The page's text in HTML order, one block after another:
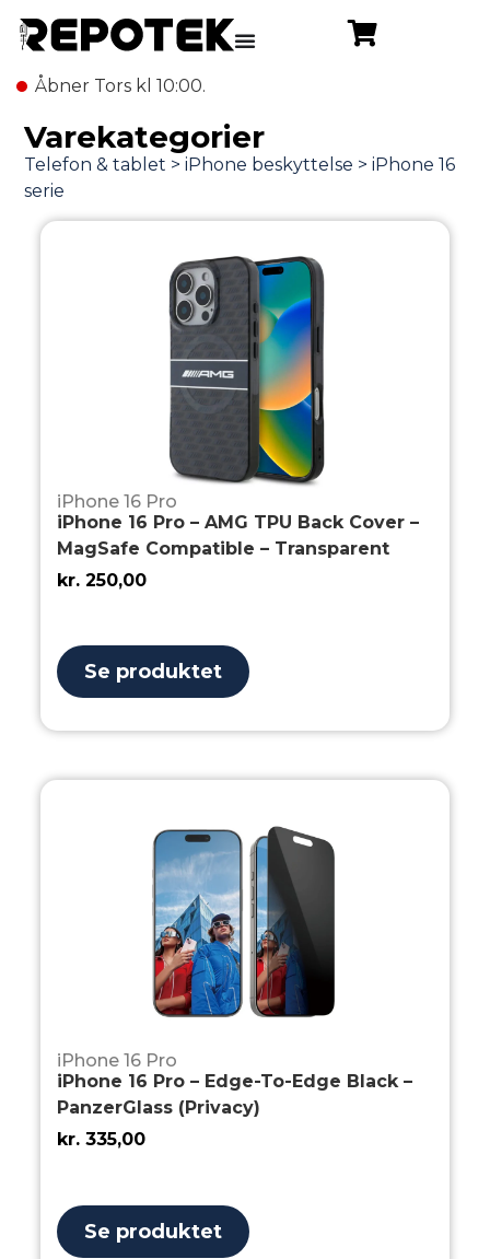
Åbner Tors kl 10:00.
Varekategorier
iPhone 16 Pro
iPhone 16 Pro – AMG TPU Back Cover –
MagSafe Compatible – Transparent
kr. 250,00
Se produktet
iPhone 16 Pro
iPhone 16 Pro – Edge-To-Edge Black –
PanzerGlass (Privacy)
kr. 335,00
Se produktet